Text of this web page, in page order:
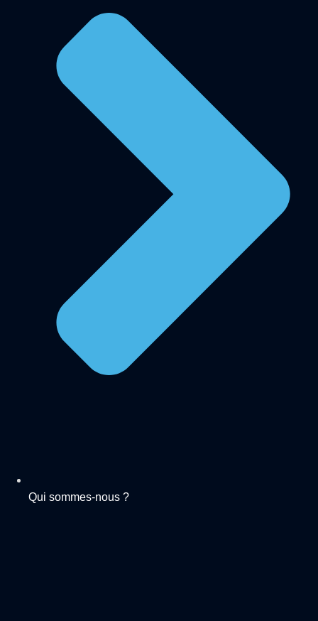
Qui sommes-nous ?